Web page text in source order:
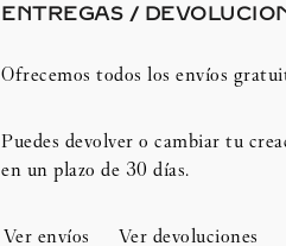
ENTREGAS /
Ofrecemos todos los envíos
Puedes devolver o cambiar tu
en un plazo de 30 días.​
Ver envíos Ver devoluciones